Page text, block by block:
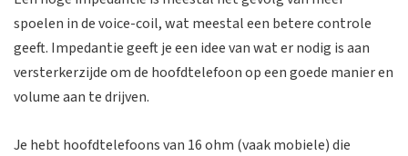
spoelen in de voice-coil, wat meestal een betere controle
geeft. Impedantie geeft je een idee van wat er nodig is aan
versterkerzijde om de hoofdtelefoon op een goede manier en
volume aan te drijven.
Je hebt hoofdtelefoons van 16 ohm (vaak mobiele) die